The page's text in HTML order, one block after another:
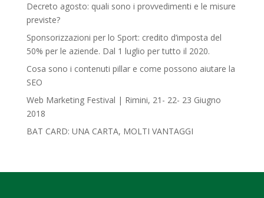
Decreto agosto: quali sono i provvedimenti e le misure
previste?
Sponsorizzazioni per lo Sport: credito d’imposta del
50% per le aziende. Dal 1 luglio per tutto il 2020.
Cosa sono i contenuti pillar e come possono aiutare la
SEO
Web Marketing Festival | Rimini, 21- 22- 23 Giugno
2018‎
BAT CARD: UNA CARTA, MOLTI VANTAGGI